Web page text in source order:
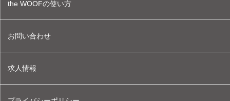
the WOOFの使い方
お問い合わせ
求人情報